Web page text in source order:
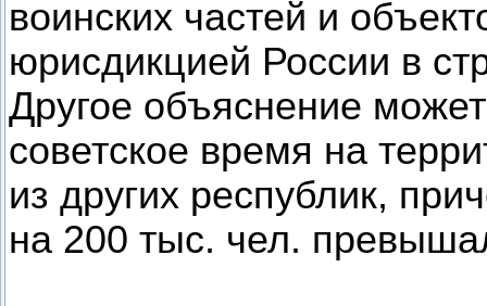
воинских частей и
юрисдикцией России в
Другое объяснение
советское время на
из других республик,
на 200 тыс. чел.